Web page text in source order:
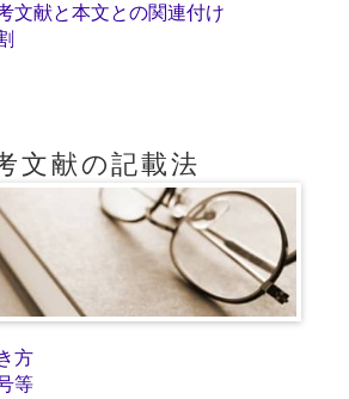
文献と本文との関連付け
文献の記載法
方
等